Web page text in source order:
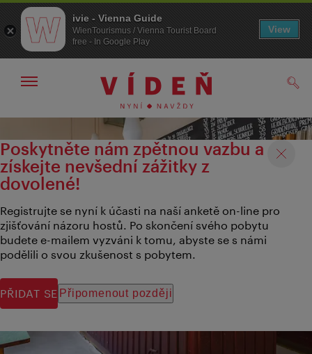
Přejít
procházení
Přejít
Zobrazit/skrýt
Poskytněte nám zpětnou vazbu a
získejte nevšední zážitky z
dovolené!
Registrujte se nyní k účasti na naší anketě on-line pro
zjišťování názoru hostů. Po skončení svého pobytu
budete e-mailem vyzváni k tomu, abyste se s námi
podělili o svou zkušenost s pobytem.
PŘIDAT SE Připomenout později
ivie - Vienna Guide
WienTourismus / Vienna Tourist Board
free - In Google Play
View